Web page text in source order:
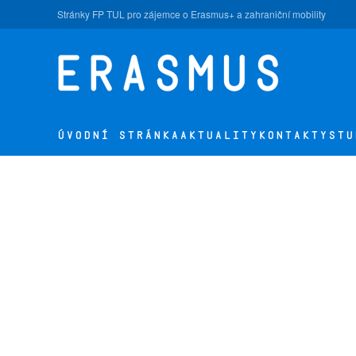
Stránky FP TUL pro zájemce o Erasmus+ a zahraniční mobility
ÚVODNÍ STRÁNKA AKTUALITY KONTAKTY